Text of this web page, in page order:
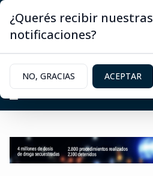
¿Querés recibir nuestras
notificaciones?
NO, GRACIAS ACEPTAR